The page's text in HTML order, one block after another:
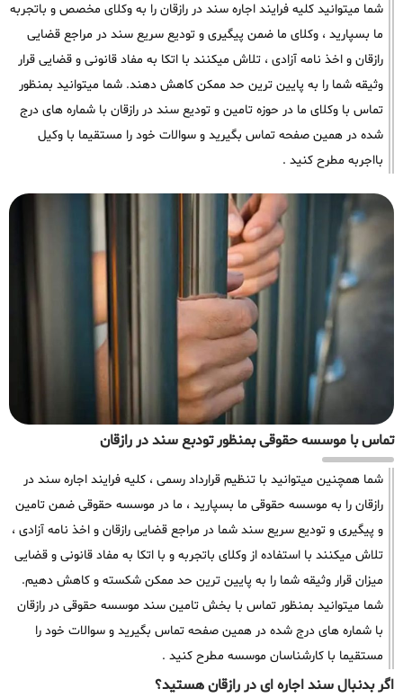
شما میتوانید کلیه فرایند اجاره سند در رازقان را به وکلای مخصص و باتجربه
ما بسپارید ، وکلای ما ضمن پیگیری و تودیع سریع سند در مراجع قضایی
رازقان و اخذ نامه آزادی ، تلاش میکنند با اتکا به مفاد قانونی و قضایی قرار
وثیقه شما را به پایین ترین حد ممکن کاهش دهند. شما میتوانید بمنظور
تماس با وکلای ما در حوزه تامین و تودیع سند در رازقان با شماره های درج
شده در همین صفحه تماس بگیرید و سوالات خود را مستقیما با وکیل
بااجربه مطرح کنید .
تماس با موسسه حقوقی بمنظور تودبع سند در رازقان
شما همچنین میتوانید با تنظیم قرارداد رسمی ، کلیه فرایند اجاره سند در
رازقان را به موسسه حقوقی ما بسپارید ، ما در موسسه حقوقی ضمن تامین
و پیگیری و تودیع سریع سند شما در مراجع قضایی رازقان و اخذ نامه آزادی ،
تلاش میکنند با استفاده از وکلای باتجربه و با اتکا به مفاد قانونی و قضایی
میزان قرار وثیقه شما را به پایین ترین حد ممکن شکسته و کاهش دهیم.
شما میتوانید بمنظور تماس با بخش تامین سند موسسه حقوقی در رازقان
با شماره های درج شده در همین صفحه تماس بگیرید و سوالات خود را
مستقیما با کارشناسان موسسه مطرح کنید .
اگر بدنبال سند اجاره ای در رازقان هستید؟